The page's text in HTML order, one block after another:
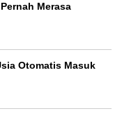
Merasa
Otomatis Masuk